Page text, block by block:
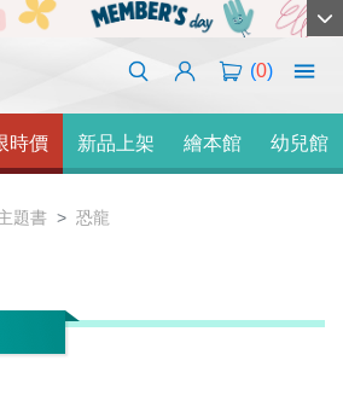
(0)
時價 新品上架 繪本館 幼兒館
題書 恐龍